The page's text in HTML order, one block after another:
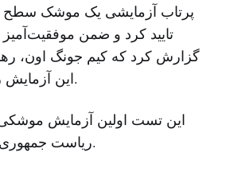
پرتاب آزمایشی یک موشک سطح
تایید کرد و ضمن
گزارش کرد که کیم جونگ اون،
این آزمایش را نظاره کرده است.
این تست اولین آزمایش
ریاست جمهوری دونالد ترامپ است.